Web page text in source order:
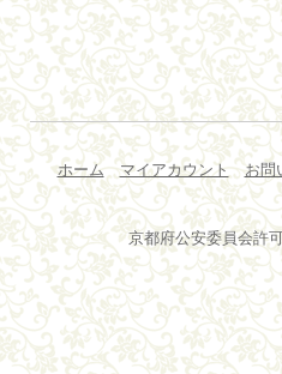
ホーム マイアカウント お問
京都府公安委員会